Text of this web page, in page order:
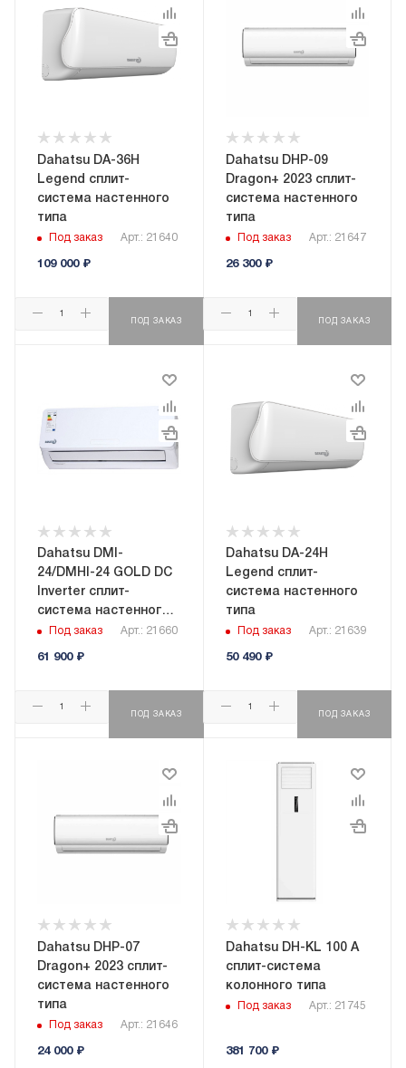
Dahatsu DA-36H
Legend сплит-
система настенного
типа
Под заказ Арт.: 21640
109 000₽
ПОД ЗАКАЗ
Dahatsu DHP-09
Dragon+ 2023 сплит-
система настенного
типа
Под заказ Арт.: 21647
26 300₽
ПОД ЗАКАЗ
Dahatsu DMI-
24/DMHI-24 GOLD DC
Inverter сплит-
система настенного
типаПод заказ Арт.: 21660
61 900₽
ПОД ЗАКАЗ
Dahatsu DA-24H
Legend сплит-
система настенного
типа
Под заказ Арт.: 21639
50 490₽
ПОД ЗАКАЗ
Dahatsu DHP-07
Dragon+ 2023 сплит-
система настенного
типа
Под заказ Арт.: 21646
24 000₽
Dahatsu DH-KL 100 A
сплит-система
колонного типа
Под заказ Арт.: 21745
381 700₽